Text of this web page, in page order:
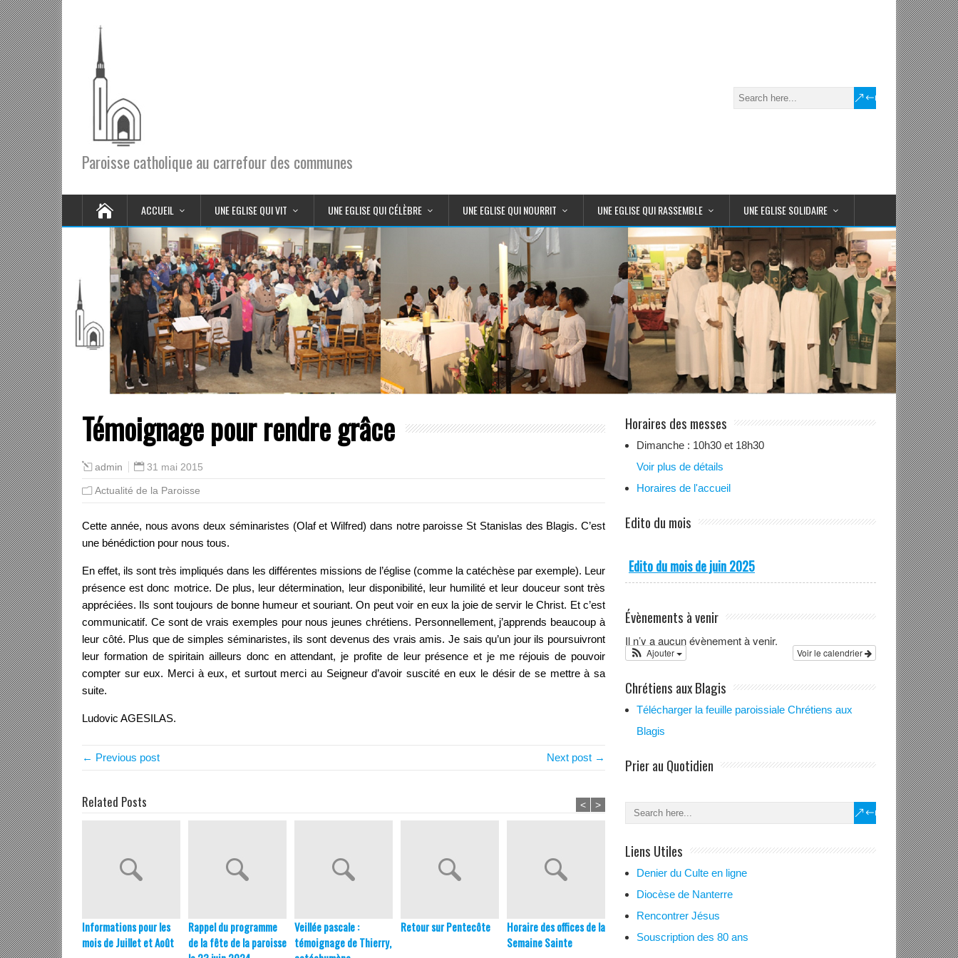
Paroisse catholique au carrefour des communes
ACCUEIL UNE EGLISE QUI VIT UNE EGLISE QUI CÉLÈBRE UNE EGLISE QUI NOURRIT UNE EGLISE QUI RASSEMBLE UNE EGLISE SOLIDAIRE
Témoignage pour rendre grâce
admin 31 mai 2015
Actualité de la Paroisse
Cette année, nous avons deux séminaristes (Olaf et Wilfred) dans notre paroisse St Stanislas des Blagis. C’est
une bénédiction pour nous tous.
En effet, ils sont très impliqués dans les différentes missions de l’église (comme la catéchèse par exemple). Leur
présence est donc motrice. De plus, leur détermination, leur disponibilité, leur humilité et leur douceur sont très
appréciées. Ils sont toujours de bonne humeur et souriant. On peut voir en eux la joie de servir le Christ. Et c’est
communicatif. Ce sont de vrais exemples pour nous jeunes chrétiens. Personnellement, j’apprends beaucoup à
leur côté. Plus que de simples séminaristes, ils sont devenus des vrais amis. Je sais qu’un jour ils poursuivront
leur formation de spiritain ailleurs donc en attendant, je profite de leur présence et je me réjouis de pouvoir
compter sur eux. Merci à eux, et surtout merci au Seigneur d’avoir suscité en eux le désir de se mettre à sa
suite.
Ludovic AGESILAS.
← Previous post Next post →
Related Posts
Informations pour les
mois de Juillet et Août
Rappel du programme
de la fête de la paroisse
Veillée pascale :
témoignage de Thierry,
Retour sur Pentecôte
Horaire des offices de la
Semaine Sainte
Baptêmes des jeunes.
< >
Horaires des messes
Dimanche : 10h30 et 18h30
Voir plus de détails
Horaires de l'accueil
Edito du mois
Edito du mois de juin 2025
Évènements à venir
Il n’y a aucun évènement à venir.
Voir le calendrier
Ajouter
Chrétiens aux Blagis
Télécharger la feuille paroissiale Chrétiens aux
Blagis
Prier au Quotidien
Liens Utiles
Denier du Culte en ligne
Diocèse de Nanterre
Rencontrer Jésus
Souscription des 80 ans